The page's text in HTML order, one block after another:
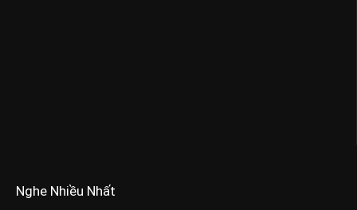
Nghe Nhiều Nhất